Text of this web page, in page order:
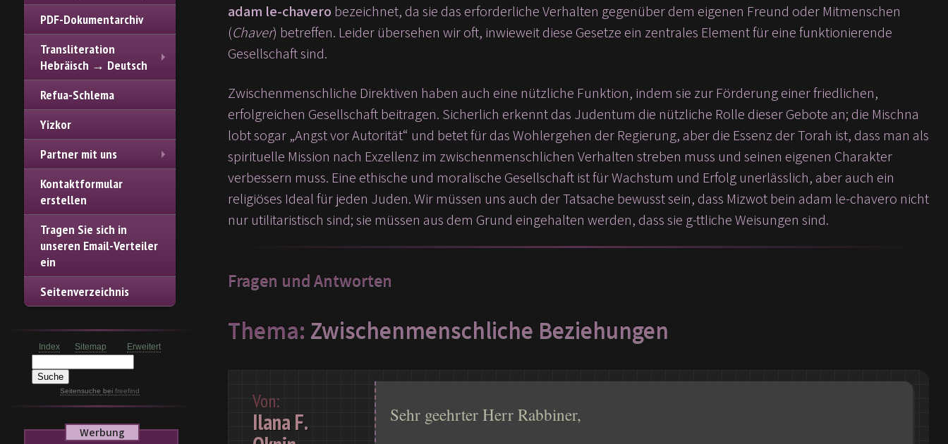
PDF-Dokumentarchiv
Transliteration
Hebräisch → Deutsch
Refua-Schlema
Yizkor
Partner mit uns
Kontaktformular
erstellen
Tragen Sie sich in
unseren Email-Verteiler
ein
Seitenverzeichnis
Index Sitemap Erweitert
Seitensuche bei freefind
adam le-chavero bezeichnet, da sie das erforderliche Verhalten gegenüber dem eigenen Freund oder Mitmenschen
(Chaver) betreffen. Leider übersehen wir oft, inwieweit diese Gesetze ein zentrales Element für eine funktionierende
Gesellschaft sind.
Zwischenmenschliche Direktiven haben auch eine nützliche Funktion, indem sie zur Förderung einer friedlichen,
erfolgreichen Gesellschaft beitragen. Sicherlich erkennt das Judentum die nützliche Rolle dieser Gebote an; die Mischna
lobt sogar „Angst vor Autorität“ und betet für das Wohlergehen der Regierung, aber die Essenz der Torah ist, dass man als
spirituelle Mission nach Exzellenz im zwischenmenschlichen Verhalten streben muss und seinen eigenen Charakter
verbessern muss. Eine ethische und moralische Gesellschaft ist für Wachstum und Erfolg unerlässlich, aber auch ein
religiöses Ideal für jeden Juden. Wir müssen uns auch der Tatsache bewusst sein, dass Mizwot bein adam le-chavero nicht
nur utilitaristisch sind; sie müssen aus dem Grund eingehalten werden, dass sie g-ttliche Weisungen sind.
Fragen und Antworten
Thema: Zwischenmenschliche Beziehungen
Von:
Ilana F.
Sehr geehrter Herr Rabbiner,
Werbung